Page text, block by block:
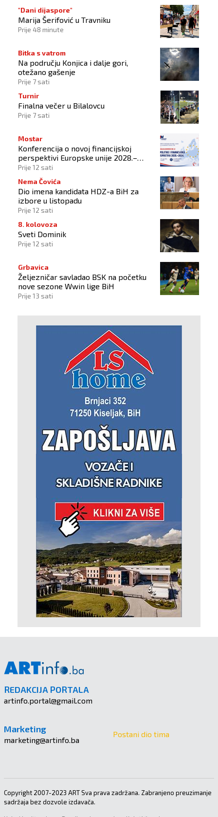
"Dani dijaspore"
Marija Šerifović u Travniku
Prije 48 minute
Bitka s vatrom
Na području Konjica i dalje gori,
otežano gašenje
Prije 7 sati
Turnir
Finalna večer u Bilalovcu
Prije 7 sati
Mostar
Konferencija o novoj financijskoj
perspektivi Europske unije 2028.–
2034.
Prije 12 sati
Nema Čovića
Dio imena kandidata HDZ-a BiH za
izbore u listopadu
Prije 12 sati
8. kolovoza
Sveti Dominik
Prije 12 sati
Grbavica
Željezničar savladao BSK na početku
nove sezone Wwin lige BiH
Prije 13 sati
REDAKCIJA PORTALA
artinfo.portal@gmail.com
Marketing
marketing@artinfo.ba
Postani dio tima
Copyright 2007-2023 ART Sva prava zadržana. Zabranjeno preuzimanje
sadržaja bez dozvole izdavača.